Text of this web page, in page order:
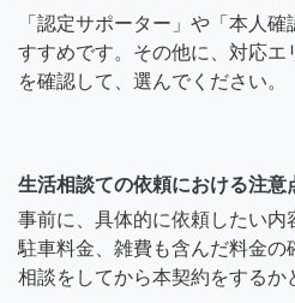
「認定サポーター」や「本人
すすめです。その他に、対応エ
を確認して、選んでください。
生活相談ての依頼における注意
事前に、具体的に依頼したい
駐車料金、雑費も含んだ料金の
相談をしてから本契約をするか